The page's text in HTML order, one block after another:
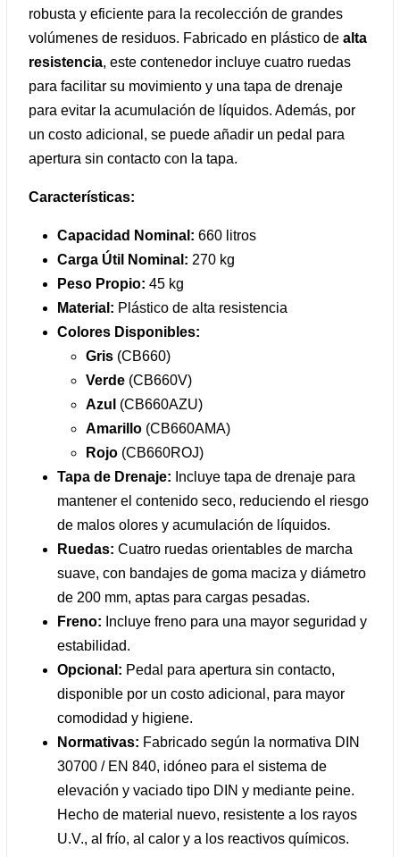
robusta y eficiente para la recolección de grandes
volúmenes de residuos. Fabricado en plástico de alta
resistencia, este contenedor incluye cuatro ruedas
para facilitar su movimiento y una tapa de drenaje
para evitar la acumulación de líquidos. Además, por
un costo adicional, se puede añadir un pedal para
apertura sin contacto con la tapa.
Características:
Capacidad Nominal: 660 litros
Carga Útil Nominal: 270 kg
Peso Propio: 45 kg
Material: Plástico de alta resistencia
Colores Disponibles:
Gris (CB660)
Verde (CB660V)
Azul (CB660AZU)
Amarillo (CB660AMA)
Rojo (CB660ROJ)
Tapa de Drenaje: Incluye tapa de drenaje para
mantener el contenido seco, reduciendo el riesgo
de malos olores y acumulación de líquidos.
Ruedas: Cuatro ruedas orientables de marcha
suave, con bandajes de goma maciza y diámetro
de 200 mm, aptas para cargas pesadas.
Freno: Incluye freno para una mayor seguridad y
estabilidad.
Opcional: Pedal para apertura sin contacto,
disponible por un costo adicional, para mayor
comodidad y higiene.
Normativas: Fabricado según la normativa DIN
30700 / EN 840, idóneo para el sistema de
elevación y vaciado tipo DIN y mediante peine.
Hecho de material nuevo, resistente a los rayos
U.V., al frío, al calor y a los reactivos químicos.